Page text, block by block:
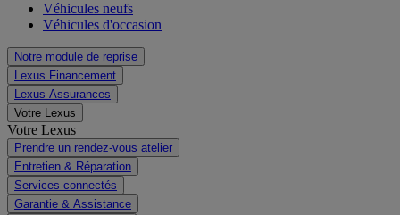
Véhicules neufs
Véhicules d'occasion
Notre module de reprise
Lexus Financement
Lexus Assurances
Votre Lexus
Votre Lexus
Prendre un rendez-vous atelier
Entretien & Réparation
Services connectés
Garantie & Assistance